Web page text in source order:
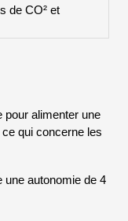
de CO² et
pour alimenter une
qui concerne les
une autonomie de 4